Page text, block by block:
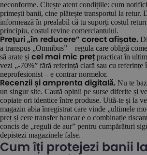
neconforme. Citește atent condițiile: cum
primești banii, cine plătește transportul la retur.
informează în prealabil că tu suporți costul
principiu, costul revine comerciantului.
Prețuri „în reducere” corect afișate.
a transpus „Omnibus” – regula care obligă
să arate și cel mai mic preț practicat în
vezi „-70%” fără referință clară sau cu referințe
neprofesionist – e contrar normelor.
Recenzii și amprenta digitală. Nu te
un singur site. Caută opinii pe surse diferite și
copiate ori identice între produse. Uită-te și la
magazin abia înregistrat care vinde „ultimele
preț și cere transfer bancar e o combinație
concis de „reguli de aur” pentru cumpărături
depistezi magazinele false.
Cum îți protejezi banii